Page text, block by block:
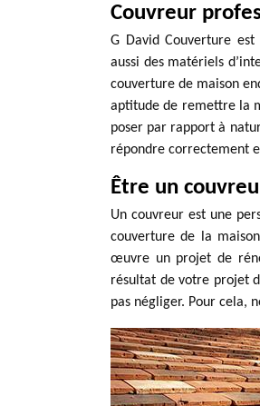
Couvreur
G David Couverture est
aussi des matériels
couverture de maison
aptitude de remettre la
poser par rapport à
répondre correctement
Être un
Un couvreur est une
couverture de la
œuvre un projet de
résultat de votre projet
pas négliger. Pour cela,